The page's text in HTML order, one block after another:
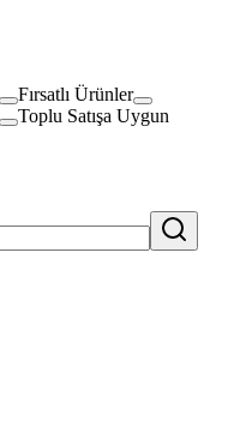
Fırsatlı Ürünler
Toplu Satışa Uygun